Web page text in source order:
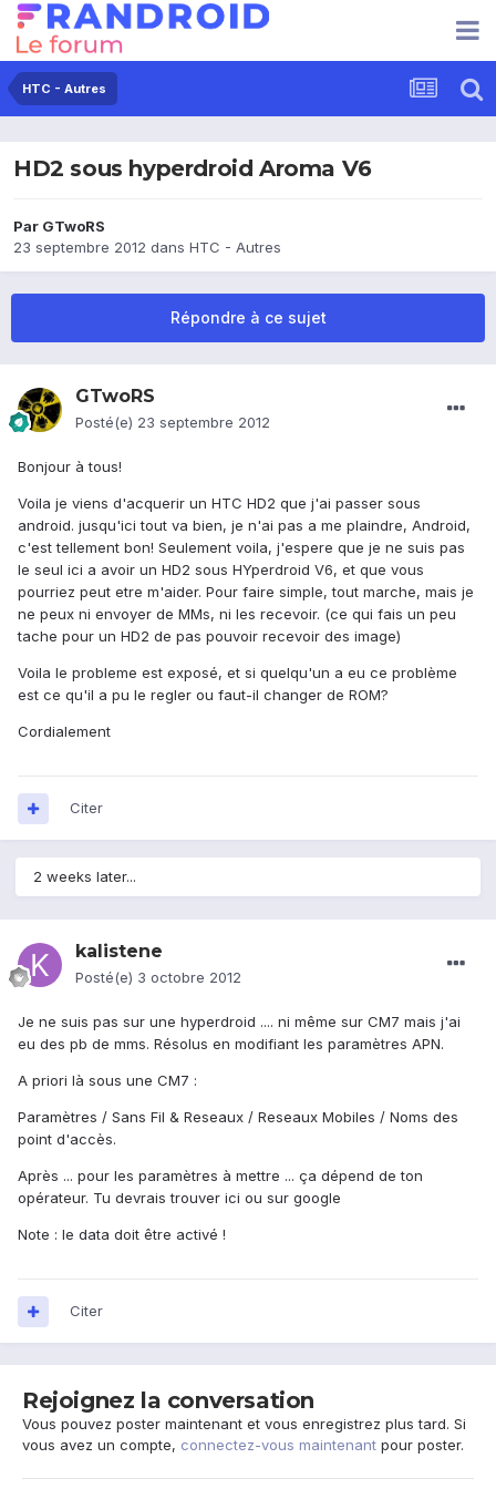
HTC - Autres
HD2 sous hyperdroid Aroma V6
Par GTwoRS
23 septembre 2012 dans HTC - Autres
Répondre à ce sujet
GTwoRS
Posté(e) 23 septembre 2012
Bonjour à tous!
Voila je viens d'acquerir un HTC HD2 que j'ai passer sous
android. jusqu'ici tout va bien, je n'ai pas a me plaindre, Android,
c'est tellement bon! Seulement voila, j'espere que je ne suis pas
le seul ici a avoir un HD2 sous HYperdroid V6, et que vous
pourriez peut etre m'aider. Pour faire simple, tout marche, mais je
ne peux ni envoyer de MMs, ni les recevoir. (ce qui fais un peu
tache pour un HD2 de pas pouvoir recevoir des image)
Voila le probleme est exposé, et si quelqu'un a eu ce problème
est ce qu'il a pu le regler ou faut-il changer de ROM?
Cordialement
Citer
2 weeks later...
kalistene
Posté(e) 3 octobre 2012
Je ne suis pas sur une hyperdroid .... ni même sur CM7 mais j'ai
eu des pb de mms. Résolus en modifiant les paramètres APN.
A priori là sous une CM7 :
Paramètres / Sans Fil & Reseaux / Reseaux Mobiles / Noms des
point d'accès.
Après ... pour les paramètres à mettre ... ça dépend de ton
opérateur. Tu devrais trouver ici ou sur google
Note : le data doit être activé !
Citer
Rejoignez la conversation
Vous pouvez poster maintenant et vous enregistrez plus tard. Si
vous avez un compte, connectez-vous maintenant pour poster.